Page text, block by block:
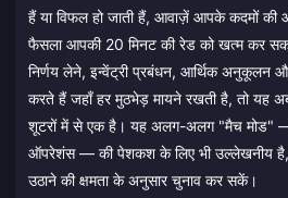
हैं या विफल हो जाती हैं, आवाज़ें आपके कदमों
फैसला आपकी 20 मिनट की रेड को खत्म कर
निर्णय लेने, इन्वेंट्री प्रबंधन, आर्थिक अनुकूलन
करते हैं जहाँ हर मुठभेड़ मायने रखती है, तो यह
शूटरों में से एक है। यह अलग-अलग "मैच मोड" —
ऑपरेशंस — की पेशकश के लिए भी उल्लेखनीय है,
उठाने की क्षमता के अनुसार चुनाव कर सकें।